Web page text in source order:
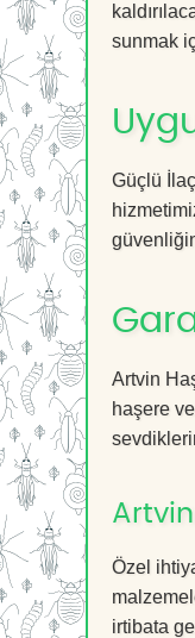
sunmak
Güçlü
Artvin
haşere
Özel
irtibata